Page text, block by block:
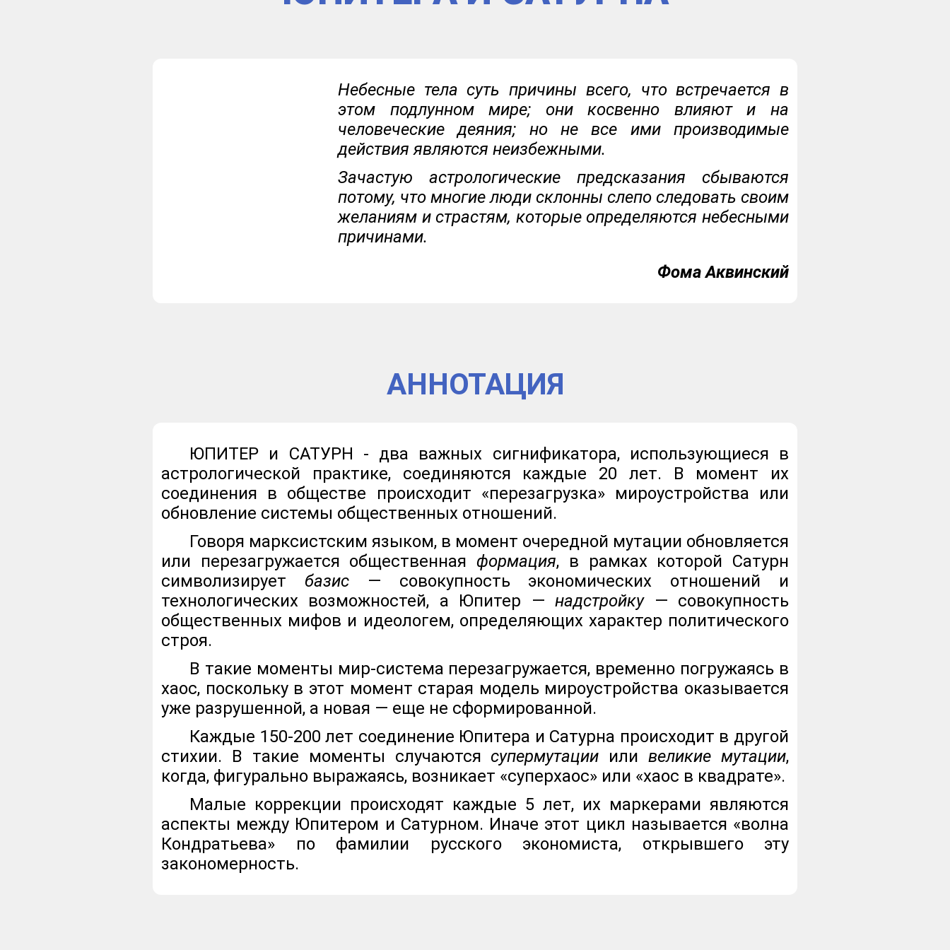
Небесные тела суть причины всего, что встречается в
этом подлунном мире; они косвенно влияют и на
человеческие деяния; но не все ими производимые
действия являются неизбежными.
Зачастую астрологические предсказания сбываются
потому, что многие люди склонны слепо следовать своим
желаниям и страстям, которые определяются небесными
причинами.
Фома Аквинский
АННОТАЦИЯ
ЮПИТЕР и САТУРН - два важных сигнификатора, использующиеся в
астрологической практике, соединяются каждые 20 лет. В момент их
соединения в обществе происходит «перезагрузка» мироустройства или
обновление системы общественных отношений.
Говоря марксистским языком, в момент очередной мутации обновляется
или перезагружается общественная формация, в рамках которой Сатурн
символизирует базис— совокупность экономических отношений и
технологических возможностей, а Юпитер —надстройку— совокупность
общественных мифов и идеологем, определяющих характер политического
строя.
В такие моменты мир-система перезагружается, временно погружаясь в
хаос, поскольку в этот момент старая модель мироустройства оказывается
уже разрушенной, а новая — еще не сформированной.
Каждые 150-200 лет соединение Юпитера и Сатурна происходит в другой
стихии. В такие моменты случаются супермутации иливеликие мутации,
когда, фигурально выражаясь, возникает «суперхаос» или «хаос в квадрате».
Малые коррекции происходят каждые 5 лет, их маркерами являются
аспекты между Юпитером и Сатурном. Иначе этот цикл называется «волна
Кондратьева» по фамилии русского экономиста, открывшего эту
закономерность.